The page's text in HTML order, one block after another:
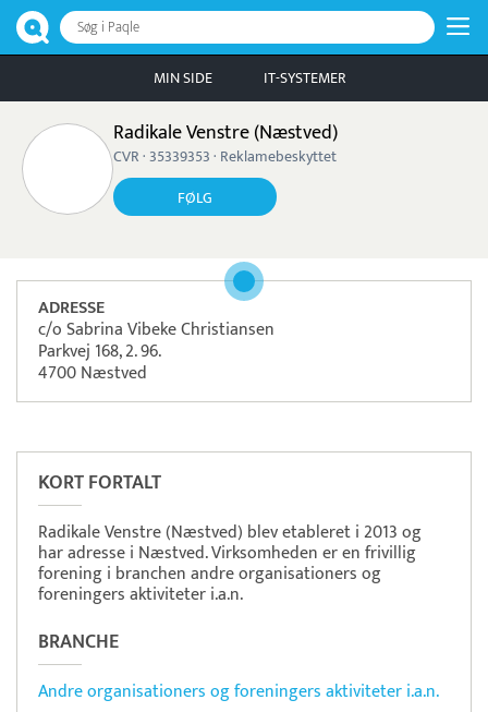
Søg i Paqle
MIN SIDE IT-SYSTEMER
Radikale Venstre (Næstved)
CVR · 35339353 · Reklamebeskyttet
FØLG
ADRESSE
c/o Sabrina Vibeke Christiansen
Parkvej 168, 2. 96.
4700 Næstved
KORT FORTALT
Radikale Venstre (Næstved) blev etableret i 2013 og
har adresse i Næstved. Virksomheden er en frivillig
forening i branchen andre organisationers og
foreningers aktiviteter i.a.n.
BRANCHE
Andre organisationers og foreningers aktiviteter i.a.n.